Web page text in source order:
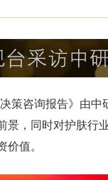
策咨询报告》由
，同时对护肤行
值。